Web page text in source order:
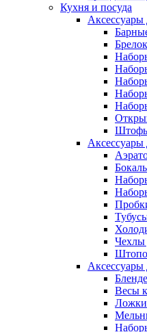
Кухня и посуда
Аксессуары
Аксессуары
Чехлы
Аксессуары
Весы
Ложки